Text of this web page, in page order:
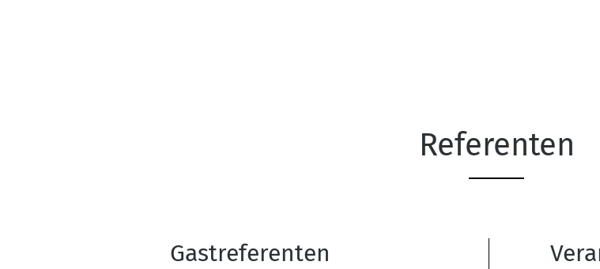
Referenten
Gastreferenten